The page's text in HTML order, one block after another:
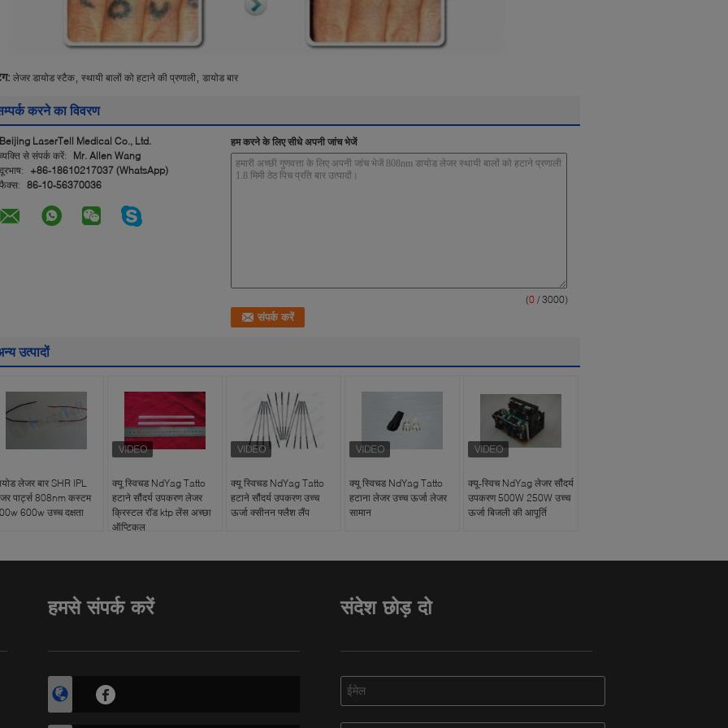
लेजर डायोड स्टैक स्थायी बालों को हटाने की प्रणाली डायोड बार
करने का विवरण
Beijing LaserTell Medical Co., Ltd.
व्यक्ति से संपर्क करें:
Mr. Allen Wang
दूरभाष:
+86-18610217037 (WhatsApp)
फैक्स: 86-10-56370036
हम करने के लिए सीधे अपनी जांच भेजें
(0 / 3000)
उत्पादों
लेजर बार SHR IPL
पार्ट्स 808nm कस्टम
600w उच्च दक्षता
क्यू स्विचड NdYag Tatto
हटाने सौंदर्य उपकरण लेजर
क्रिस्टल रॉड ktp लेंस अच्छा
ऑप्टिकल
क्यू स्विचड NdYag Tatto
हटाने सौंदर्य उपकरण उच्च
ऊर्जा क्सीनन फ्लैश लैंप
क्यू स्विचड NdYag Tatto
हटाना लेजर उच्च ऊर्जा लेजर
सामान
क्यू-स्विच NdYag लेजर सौंदर्य
उपकरण 500W 250W उच्च
ऊर्जा बिजली की आपूर्ति
हमसे संपर्क करें संदेश छोड़ दो